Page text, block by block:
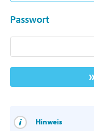
Passwort
Hinweis